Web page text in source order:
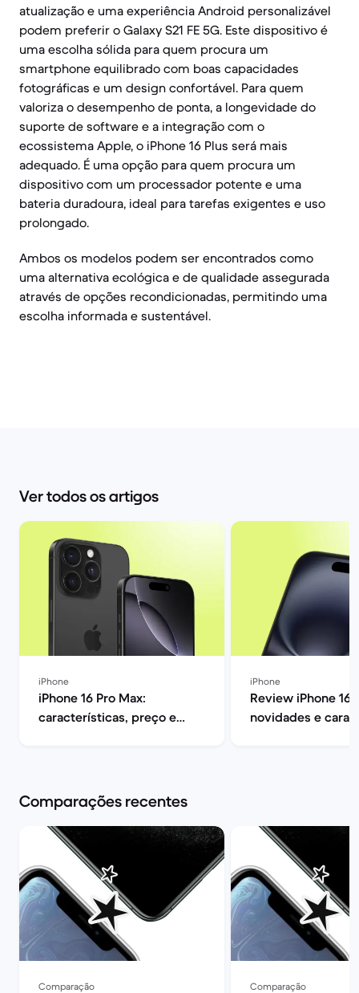
atualização e uma experiência Android personalizável
podem preferir o Galaxy S21 FE 5G. Este dispositivo é
uma escolha sólida para quem procura um
smartphone equilibrado com boas capacidades
fotográficas e um design confortável. Para quem
valoriza o desempenho de ponta, a longevidade do
suporte de software e a integração com o
ecossistema Apple, o iPhone 16 Plus será mais
adequado. É uma opção para quem procura um
dispositivo com um processador potente e uma
bateria duradoura, ideal para tarefas exigentes e uso
prolongado.
Ambos os modelos podem ser encontrados como
uma alternativa ecológica e de qualidade assegurada
através de opções recondicionadas, permitindo uma
escolha informada e sustentável.
Ver todos os artigos
iPhone
iPhone 16 Pro Max:
características, preço e
iPhone
Review iPhone 16:
novidades e
Comparações recentes
Comparação Comparação